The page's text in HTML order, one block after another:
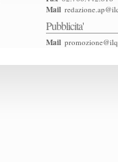
Mail
Pubblicita'
Mail